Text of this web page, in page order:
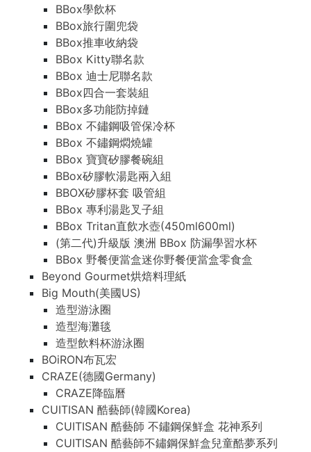
BBox學飲杯
BBox旅行圍兜袋
BBox推車收納袋
BBox Kitty聯名款
BBox 迪士尼聯名款
BBox四合一套裝組
BBox多功能防掉鏈
BBox 不鏽鋼吸管保冷杯
BBox 不鏽鋼燜燒罐
BBox 寶寶矽膠餐碗組
BBox矽膠軟湯匙兩入組
BBOX矽膠杯套 吸管組
BBox 專利湯匙叉子組
BBox Tritan直飲水壺(450ml600ml)
(第二代)升級版 澳洲 BBox 防漏學習水杯
BBox 野餐便當盒迷你野餐便當盒零食盒
Beyond Gourmet烘焙料理紙
Big Mouth(美國US)
造型游泳圈
造型海灘毯
造型飲料杯游泳圈
BOiRON布瓦宏
CRAZE(德國Germany)
CRAZE降臨曆
CUITISAN 酷藝師(韓國Korea)
CUITISAN 酷藝師 不鏽鋼保鮮盒 花神系列
CUITISAN 酷藝師不鏽鋼保鮮盒兒童酷夢系列